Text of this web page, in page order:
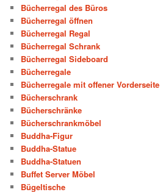
Bücherregal des Büros
Bücherregal öffnen
Bücherregal Regal
Bücherregal Schrank
Bücherregal Sideboard
Bücherregale
Bücherregale mit offener Vorderseite
Bücherschrank
Bücherschränke
Bücherschrankmöbel
Buddha-Figur
Buddha-Statue
Buddha-Statuen
Buffet Server Möbel
Bügeltische